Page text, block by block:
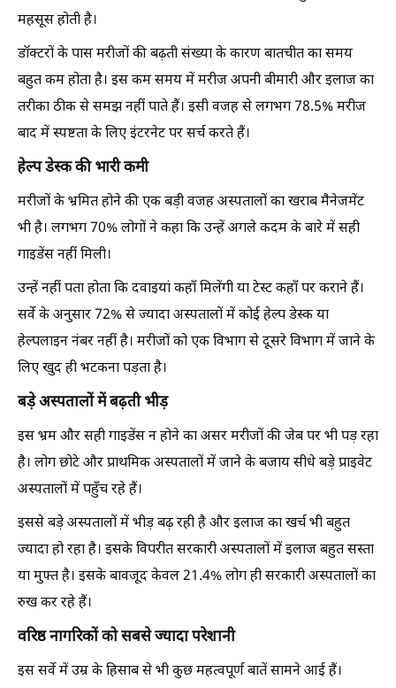
महसूस होती है।
डॉक्टरों के पास मरीजों की बढ़ती संख्या के कारण बातचीत का समय
बहुत कम होता है। इस कम समय में मरीज अपनी बीमारी और इलाज का
तरीका ठीक से समझ नहीं पाते हैं। इसी वजह से लगभग 78.5% मरीज
बाद में स्पष्टता के लिए इंटरनेट पर सर्च करते हैं।
हेल्प डेस्क की भारी कमी
मरीजों के भ्रमित होने की एक बड़ी वजह अस्पतालों का खराब मैनेजमेंट
भी है। लगभग 70% लोगों ने कहा कि उन्हें अगले कदम के बारे में सही
गाइडेंस नहीं मिली।
उन्हें नहीं पता होता कि दवाइयां कहाँ मिलेंगी या टेस्ट कहाँ पर कराने हैं।
सर्वे के अनुसार 72% से ज्यादा अस्पतालों में कोई हेल्प डेस्क या
हेल्पलाइन नंबर नहीं है। मरीजों को एक विभाग से दूसरे विभाग में जाने के
लिए खुद ही भटकना पड़ता है।
बड़े अस्पतालों में बढ़ती भीड़
इस भ्रम और सही गाइडेंस न होने का असर मरीजों की जेब पर भी पड़ रहा
है। लोग छोटे और प्राथमिक अस्पतालों में जाने के बजाय सीधे बड़े प्राइवेट
अस्पतालों में पहुँच रहे हैं।
इससे बड़े अस्पतालों में भीड़ बढ़ रही है और इलाज का खर्च भी बहुत
ज्यादा हो रहा है। इसके विपरीत सरकारी अस्पतालों में इलाज बहुत सस्ता
या मुफ्त है। इसके बावजूद केवल 21.4% लोग ही सरकारी अस्पतालों का
रुख कर रहे हैं।
वरिष्ठ नागरिकों को सबसे ज्यादा परेशानी
इस सर्वे में उम्र के हिसाब से भी कुछ महत्वपूर्ण बातें सामने आई हैं।